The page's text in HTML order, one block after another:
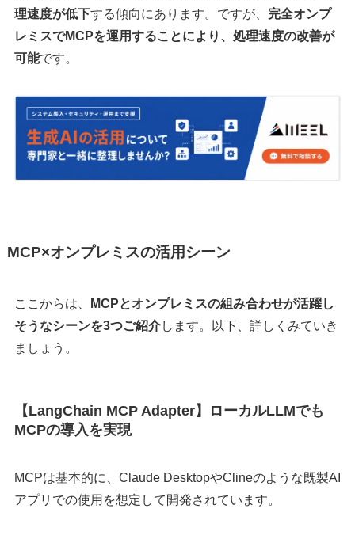
理速度が低下する傾向にあります。ですが、 完全オンプ
レミスでMCPを運用することにより、処理速度の改善が
可能です。
MCP×オンプレミスの活用シーン
ここからは、
MCPとオンプレミスの組み合わせが活躍し
そうなシーンを3つご紹介します。以下、詳しくみていき
ましょう。
【LangChain MCP Adapter】ローカルLLMでも
MCPの導入を実現
MCPは基本的に、Claude DesktopやClineのような既製AI
アプリでの使用を想定して開発されています。